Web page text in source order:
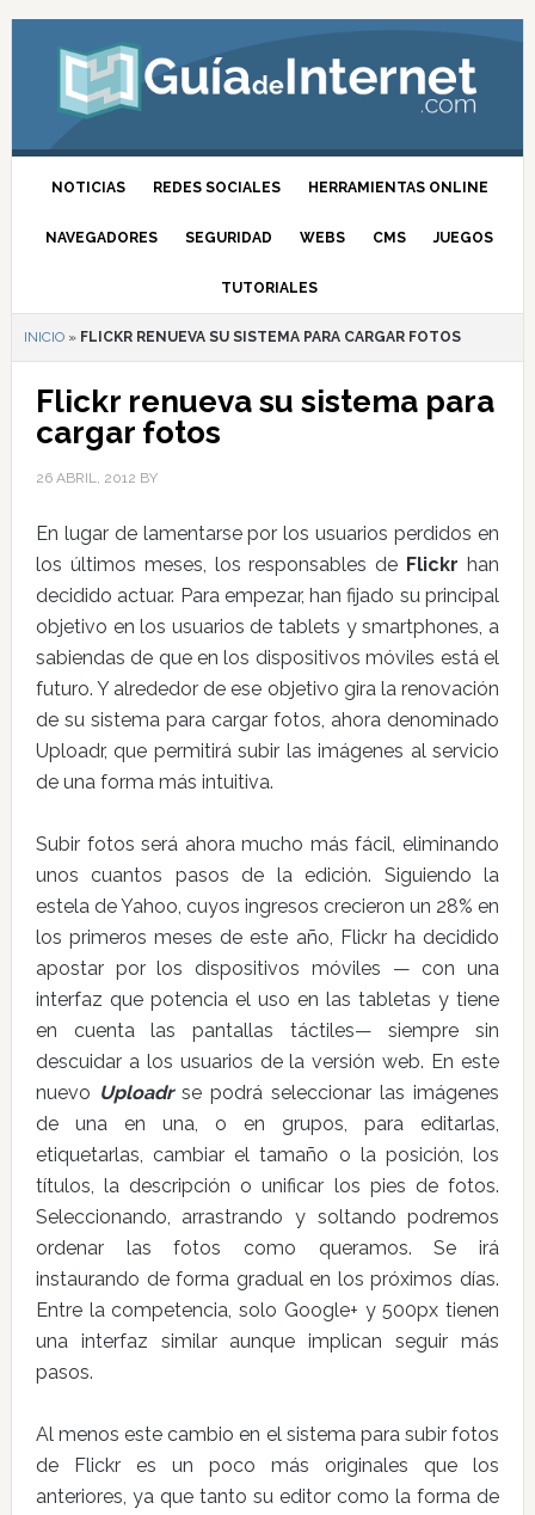
NOTICIAS REDES SOCIALES HERRAMIENTAS ONLINE
NAVEGADORES SEGURIDAD WEBS CMS JUEGOS
TUTORIALES
INICIO» FLICKR RENUEVA SU SISTEMA PARA CARGAR FOTOS
Flickr renueva su sistema para
cargar fotos
26 ABRIL, 2012 BY
En lugar de lamentarse por los usuarios perdidos en
los últimos meses, los responsables de Flickr han
decidido actuar. Para empezar, han fijado su principal
objetivo en los usuarios de tablets y smartphones, a
sabiendas de que en los dispositivos móviles está el
futuro. Y alrededor de ese objetivo gira la renovación
de su sistema para cargar fotos, ahora denominado
Uploadr, que permitirá subir las imágenes al servicio
de una forma más intuitiva.
Subir fotos será ahora mucho más fácil, eliminando
unos cuantos pasos de la edición. Siguiendo la
estela de Yahoo, cuyos ingresos crecieron un 28% en
los primeros meses de este año, Flickr ha decidido
apostar por los dispositivos móviles — con una
interfaz que potencia el uso en las tabletas y tiene
en cuenta las pantallas táctiles— siempre sin
descuidar a los usuarios de la versión web. En este
nuevo Uploadrse podrá seleccionar las imágenes
de una en una, o en grupos, para editarlas,
etiquetarlas, cambiar el tamaño o la posición, los
títulos, la descripción o unificar los pies de fotos.
Seleccionando, arrastrando y soltando podremos
ordenar las fotos como queramos. Se irá
instaurando de forma gradual en los próximos días.
Entre la competencia, solo Google+ y 500px tienen
una interfaz similar aunque implican seguir más
pasos.
Al menos este cambio en el sistema para subir fotos
de Flickr es un poco más originales que los
anteriores, ya que tanto su editor como la forma de